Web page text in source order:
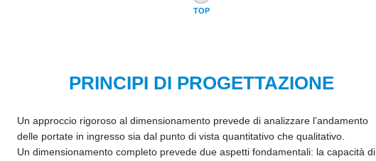
TOP
PRINCIPI DI PROGETTAZIONE
Un approccio rigoroso al dimensionamento prevede di analizzare l’andamento
delle portate in ingresso sia dal punto di vista quantitativo che qualitativo.
Un dimensionamento completo prevede due aspetti fondamentali: la capacità di